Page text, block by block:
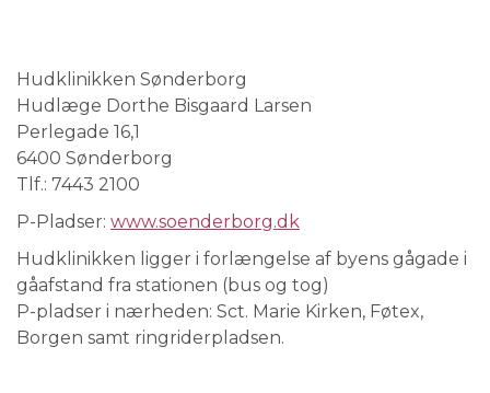
Hudklinikken Sønderborg
Hudlæge Dorthe Bisgaard Larsen
Perlegade 16,1
6400 Sønderborg
Tlf.: 7443 2100
P-Pladser: www.soenderborg.dk
Hudklinikken ligger i forlængelse af byens gågade i
gåafstand fra stationen (bus og tog)
P-pladser i nærheden: Sct. Marie Kirken, Føtex,
Borgen samt ringriderpladsen.